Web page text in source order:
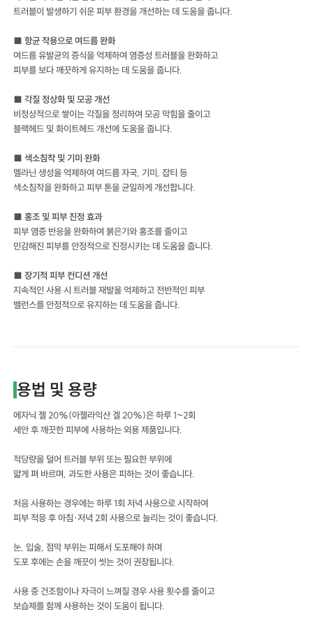
트러블이 발생하기 쉬운 피부 환경을 개선하는 데 도움을 줍니다.
■ 항균 작용으로 여드름 완화
여드름 유발균의 증식을 억제하여 염증성 트러블을 완화하고
피부를 보다 깨끗하게 유지하는 데 도움을 줍니다.
■ 각질 정상화 및 모공 개선
비정상적으로 쌓이는 각질을 정리하여 모공 막힘을 줄이고
블랙헤드 및 화이트헤드 개선에 도움을 줍니다.
■ 색소침착 및 기미 완화
멜라닌 생성을 억제하여 여드름 자국, 기미, 잡티 등
색소침착을 완화하고 피부 톤을 균일하게 개선합니다.
■ 홍조 및 피부 진정 효과
피부 염증 반응을 완화하여 붉은기와 홍조를 줄이고
민감해진 피부를 안정적으로 진정시키는 데 도움을 줍니다.
■ 장기적 피부 컨디션 개선
지속적인 사용 시 트러블 재발을 억제하고 전반적인 피부
밸런스를 안정적으로 유지하는 데 도움을 줍니다.
용법 및 용량
에자닉 젤 20%(아젤라익산 겔 20%)은 하루 1~2회
세안 후 깨끗한 피부에 사용하는 외용 제품입니다.
적당량을 덜어 트러블 부위 또는 필요한 부위에
얇게 펴 바르며, 과도한 사용은 피하는 것이 좋습니다.
처음 사용하는 경우에는 하루 1회 저녁 사용으로 시작하여
피부 적응 후 아침·저녁 2회 사용으로 늘리는 것이 좋습니다.
눈, 입술, 점막 부위는 피해서 도포해야 하며
도포 후에는 손을 깨끗이 씻는 것이 권장됩니다.
사용 중 건조함이나 자극이 느껴질 경우 사용 횟수를 줄이고
보습제를 함께 사용하는 것이 도움이 됩니다.